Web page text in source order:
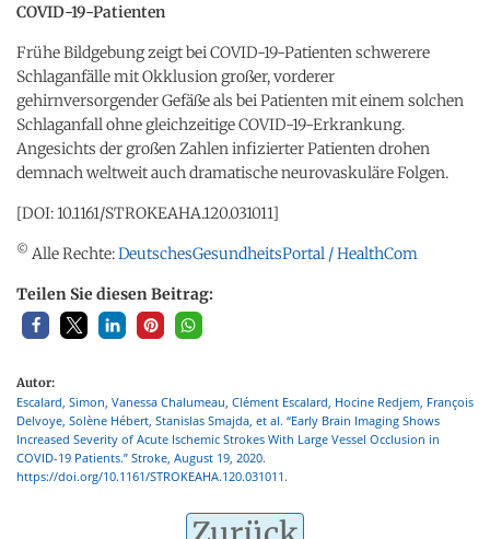
COVID-19-Patienten
Frühe Bildgebung zeigt bei COVID-19-Patienten schwerere
Schlaganfälle mit Okklusion großer, vorderer
gehirnversorgender Gefäße als bei Patienten mit einem solchen
Schlaganfall ohne gleichzeitige COVID-19-Erkrankung.
Angesichts der großen Zahlen infizierter Patienten drohen
demnach weltweit auch dramatische neurovaskuläre Folgen.
[DOI: 10.1161/STROKEAHA.120.031011]
© Alle Rechte:DeutschesGesundheitsPortal / HealthCom
Teilen Sie diesen Beitrag:
Autor:
Escalard, Simon, Vanessa Chalumeau, Clément Escalard, Hocine Redjem, François
Delvoye, Solène Hébert, Stanislas Smajda, et al. “Early Brain Imaging Shows
Increased Severity of Acute Ischemic Strokes With Large Vessel Occlusion in
COVID-19 Patients.” Stroke, August 19, 2020.
https://doi.org/10.1161/STROKEAHA.120.031011.